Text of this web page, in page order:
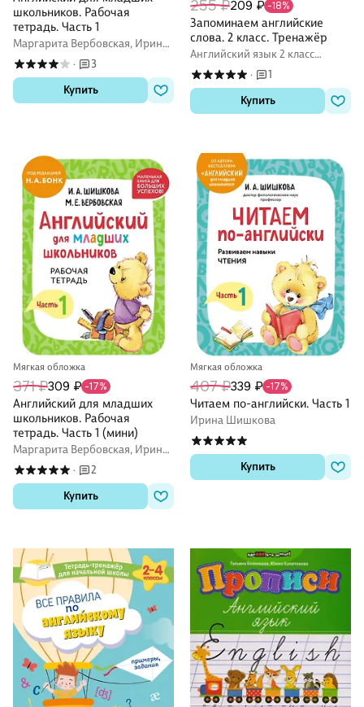
школьников. Рабочая
тетрадь. Часть 1
Маргарита Вербовская, Ирина
Шишкова
·
3
Купить
255 ₽209 ₽ -18%
Запоминаем английские
слова. 2 класс. Тренажёр
Английский язык 2 класс
рабочие тетради (Workbook)
·
1
Купить
Мягкая обложка
371 ₽309 ₽ -17%
Английский для младших
школьников. Рабочая
тетрадь. Часть 1 (мини)
Маргарита Вербовская, Ирина
Шишкова
·
2
Купить
Мягкая обложка
407 ₽339 ₽ -17%
Читаем по-английски. Часть 1
Ирина Шишкова
Купить